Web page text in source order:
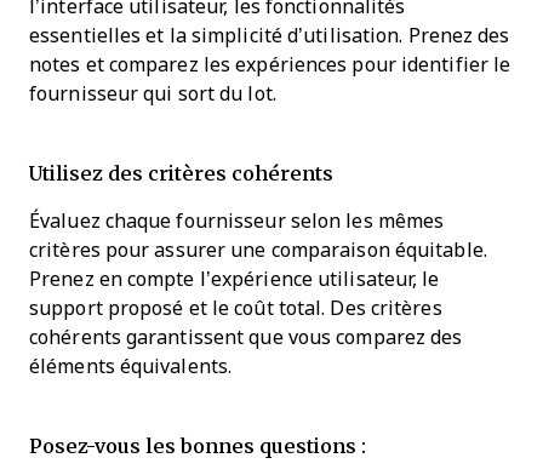
l’interface utilisateur, les fonctionnalités
essentielles et la simplicité d’utilisation. Prenez des
notes et comparez les expériences pour identifier le
fournisseur qui sort du lot.
Utilisez des critères cohérents
Évaluez chaque fournisseur selon les mêmes
critères pour assurer une comparaison équitable.
Prenez en compte l’expérience utilisateur, le
support proposé et le coût total. Des critères
cohérents garantissent que vous comparez des
éléments équivalents.
Posez-vous les bonnes questions :